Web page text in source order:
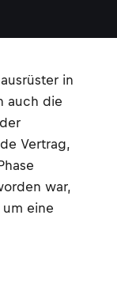
in
auch die
Vertrag,
war,
eine